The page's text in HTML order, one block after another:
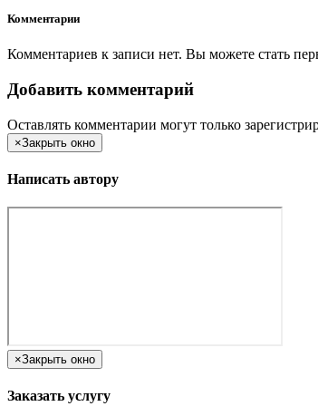
Комментарии
Комментариев к записи нет. Вы можете стать
Добавить комментарий
Оставлять комментарии могут только
×Закрыть окно
Написать автору
×Закрыть окно
Заказать услугу